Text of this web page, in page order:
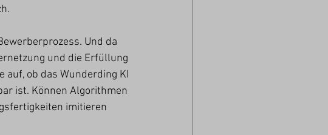
Und da
und die Erfüllung
ob das Wunderding KI
ist. Können Algorithmen
imitieren